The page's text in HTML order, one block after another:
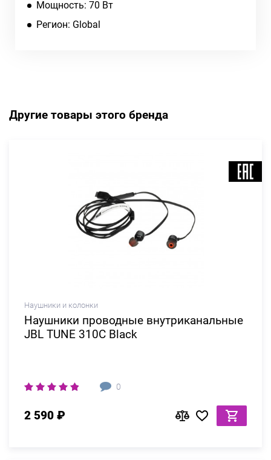
Мощность: 70 Вт
Регион: Global
Другие товары этого бренда
Наушники и колонки
Наушники проводные внутриканальные
JBL TUNE 310C Black
0
2 590 ₽